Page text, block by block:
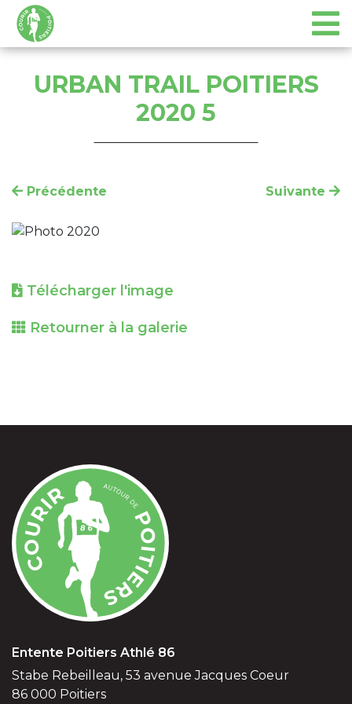
URBAN TRAIL POITIERS
2020 5
Précédente Suivante
Télécharger l'image
Retourner à la galerie
Entente Poitiers Athlé 86
Stabe Rebeilleau, 53 avenue Jacques Coeur
86 000 Poitiers